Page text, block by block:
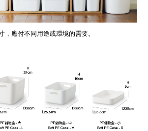
，應付不同用途或環境的需要。